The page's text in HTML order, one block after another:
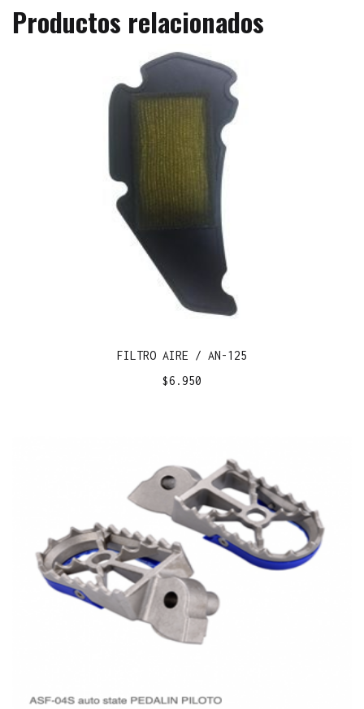
Productos relacionados
FILTRO AIRE / AN-125
$6.950